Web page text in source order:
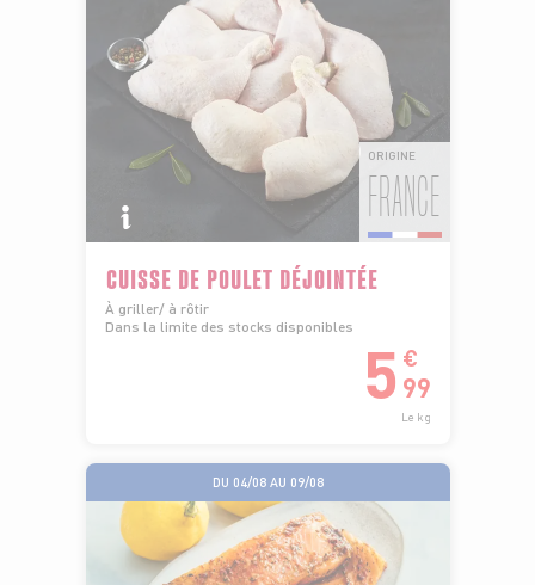
ORIGINE
FRANCE
CUISSE DE POULET DÉJOINTÉE
À griller/ à rôtir
Dans la limite des stocks disponibles
5 €
99
Le kg
DU 04/08 AU 09/08